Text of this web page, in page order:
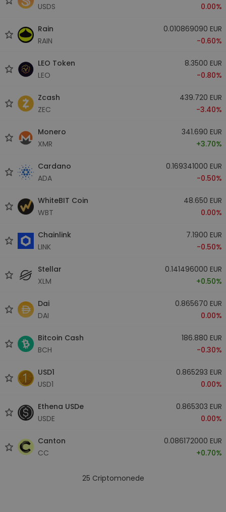
USDS
0.00%
Rain
RAIN
0.010869090 EUR
-0.60%
LEO Token
LEO
8.3500 EUR
-0.80%
Zcash
ZEC
439.720 EUR
-3.40%
Monero
XMR
341.690 EUR
+3.70%
Cardano
ADA
0.169341000 EUR
-0.50%
WhiteBIT Coin
WBT
48.650 EUR
0.00%
Chainlink
LINK
7.1900 EUR
-0.50%
Stellar
XLM
0.141496000 EUR
+0.50%
Dai
DAI
0.865670 EUR
0.00%
Bitcoin Cash
BCH
186.880 EUR
-0.30%
USD1
USD1
0.865293 EUR
0.00%
Ethena USDe
USDE
0.865303 EUR
0.00%
Canton
CC
0.086172000 EUR
+0.70%
25 Criptomonede